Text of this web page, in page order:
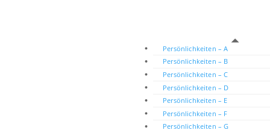
Persönlichkeiten – A
Persönlichkeiten – B
Persönlichkeiten – C
Persönlichkeiten – D
Persönlichkeiten – E
Persönlichkeiten – F
Persönlichkeiten – G